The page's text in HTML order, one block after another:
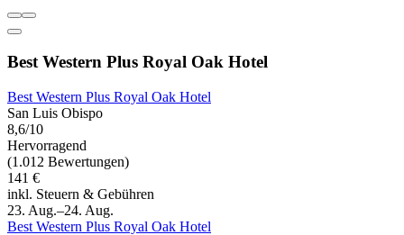
Best Western Plus Royal Oak Hotel
Best Western Plus Royal Oak Hotel
San Luis Obispo
8,6/10
Hervorragend
(1.012 Bewertungen)
141 €
inkl. Steuern & Gebühren
23. Aug.–24. Aug.
Best Western Plus Royal Oak Hotel